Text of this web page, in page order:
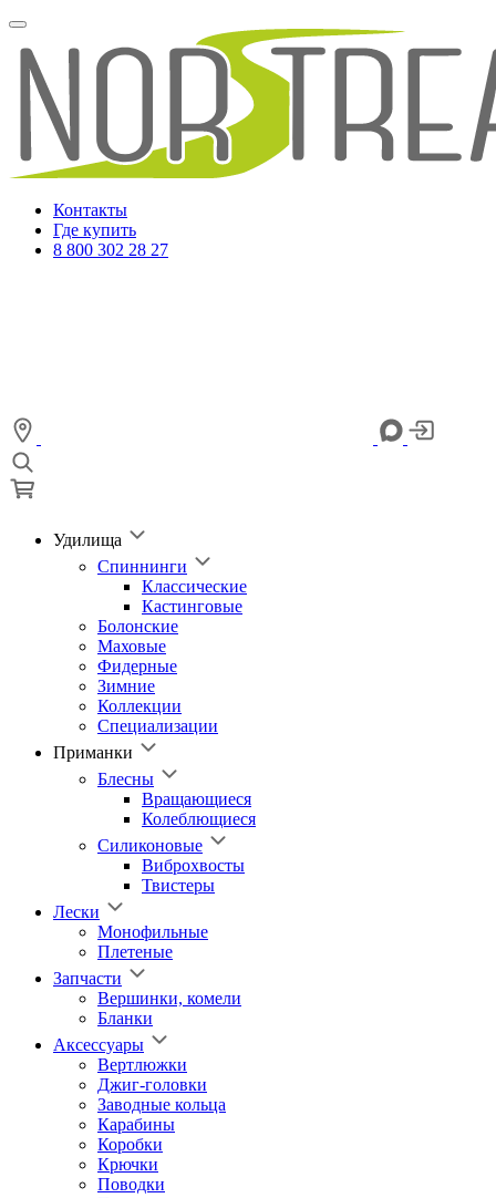
Контакты
Где купить
8 800 302 28 27
Удилища
Спиннинги
Классические
Кастинговые
Болонские
Маховые
Фидерные
Зимние
Коллекции
Специализации
Приманки
Блесны
Вращающиеся
Колеблющиеся
Силиконовые
Виброхвосты
Твистеры
Лески
Монофильные
Плетеные
Запчасти
Вершинки, комели
Бланки
Аксессуары
Вертлюжки
Джиг-головки
Заводные кольца
Карабины
Коробки
Крючки
Поводки